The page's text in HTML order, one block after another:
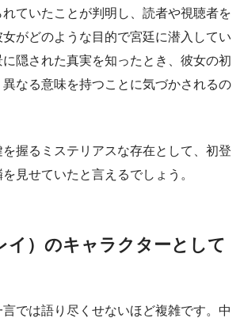
ていたことが判明し、読者や視聴者を
がどのような目的で宮廷に潜入してい
隠された真実を知ったとき、彼女の初
なる意味を持つことに気づかされるの
握るミステリアスな存在として、初登
見せていたと言えるでしょう。
イ）のキャラクターとして
では語り尽くせないほど複雑です。中